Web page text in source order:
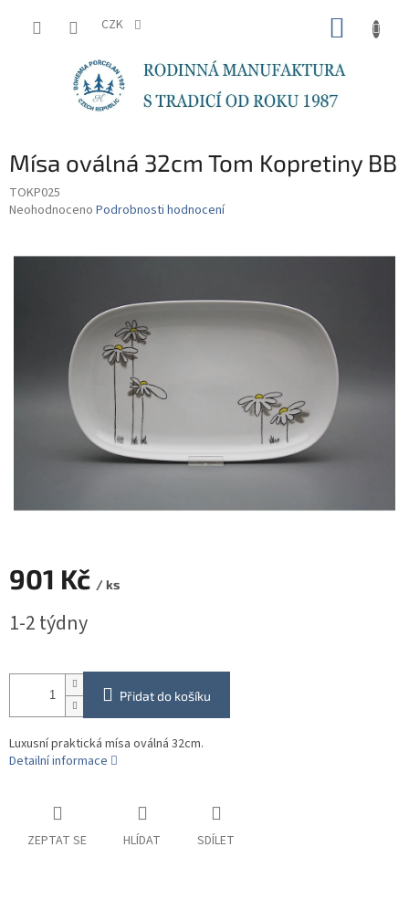
CZK
Mísa oválná 32cm Tom Kopretiny BB
TOKP025
Průměrné
je
Neohodnoceno Podrobnosti hodnocení
901 Kč / ks
cena:
1-2 týdny
Přidat do košíku
Luxusní praktická mísa oválná 32cm.
Detailní informace
ZEPTAT SE HLÍDAT SDÍLET